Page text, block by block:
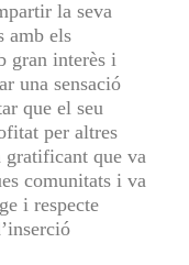
la seva
amb els
gran interès i
una sensació
que el seu
per altres
gratificant que va
comunitats i va
i respecte